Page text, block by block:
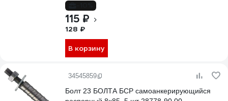
115 ₽
128 ₽
В корзину
34545859
Болт 23 БОЛТА БСР самоанкерирующийся